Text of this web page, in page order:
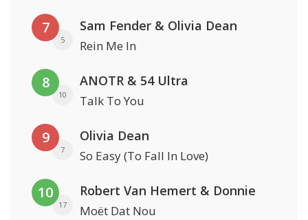
7
5
Sam Fender & Olivia Dean
Rein Me In
8
10
ANOTR & 54 Ultra
Talk To You
9
7
Olivia Dean
So Easy (To Fall In Love)
10
17
Robert Van Hemert & Donnie
Moët Dat Nou